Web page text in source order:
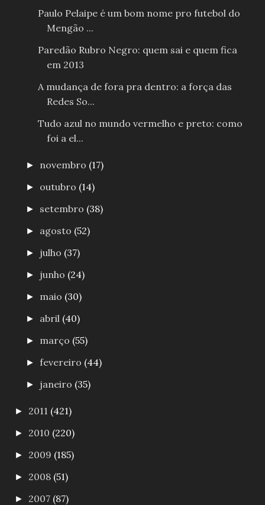
Paulo Pelaipe é um bom nome pro futebol do
Mengão ...
Paredão Rubro Negro: quem sai e quem fica
em 2013
A mudança de fora pra dentro: a força das
Redes So...
Tudo azul no mundo vermelho e preto: como
foi a el...
► novembro (17)
► outubro (14)
► setembro (38)
► agosto (52)
► julho (37)
► junho (24)
► maio (30)
► abril (40)
► março (55)
►fevereiro (44)
► janeiro (35)
► 2011 (421)
► 2010 (220)
► 2009 (185)
► 2008 (51)
► 2007 (87)